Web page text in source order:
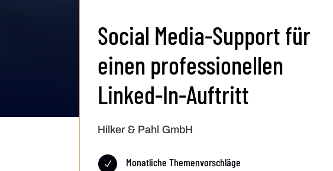
Social Media-Support für
einen professionellen
Linked-In-Auftritt
Hilker & Pahl GmbH
N Monatliche Themenvorschläge